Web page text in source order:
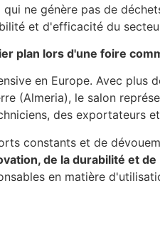
ne génère pas de
et d'efficacité du
plan lors d'une foire
en Europe. Avec plus
(Almeria), le salon
des exportateurs
constants et de
de la durabilité et
en matière